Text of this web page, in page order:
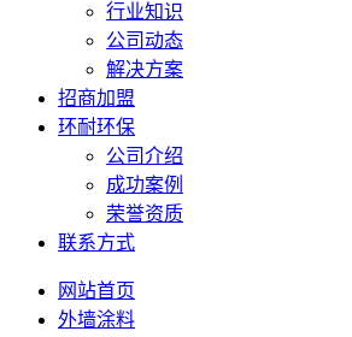
行业知识
公司动态
解决方案
招商加盟
环耐环保
公司介绍
成功案例
荣誉资质
联系方式
网站首页
外墙涂料